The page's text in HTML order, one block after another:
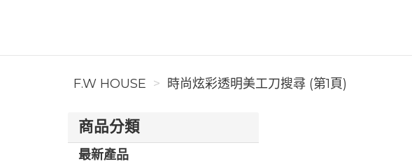
F.W HOUSE 時尚炫彩透明美工刀搜尋 (第1頁)
商品分類
最新產品